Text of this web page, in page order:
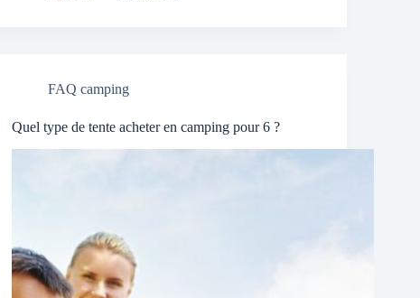
FAQ camping
Quel type de tente acheter en camping pour 6 ?